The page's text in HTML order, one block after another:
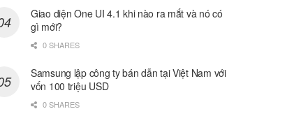
Giao diện One UI 4.1 khi nào ra mắt và nó có
gì mới?
0 SHARES
Samsung lập công ty bán dẫn tại Việt Nam với
vốn 100 triệu USD
0 SHARES